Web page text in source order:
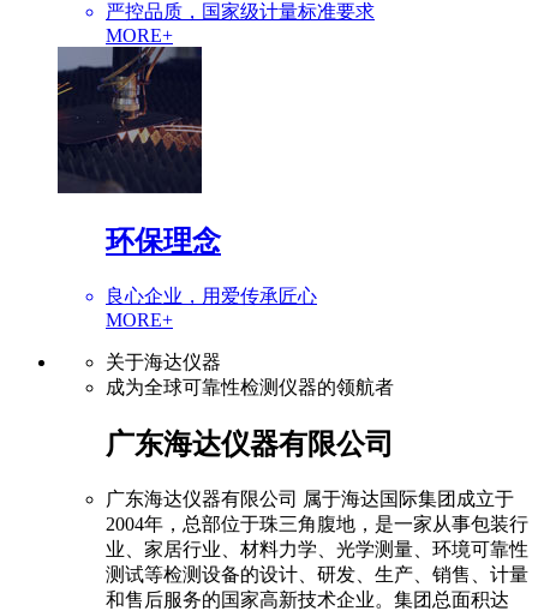
严控品质，国家级计量标准要求
MORE+
环保理念
良心企业，用爱传承匠心
MORE+
关于海达仪器
成为全球可靠性检测仪器的领航者
广东海达仪器有限公司
广东海达仪器有限公司 属于海达国际集团成立于
2004年，总部位于珠三角腹地，是一家从事包装行
业、家居行业、材料力学、光学测量、环境可靠性
测试等检测设备的设计、研发、生产、销售、计量
和售后服务的国家高新技术企业。集团总面积达